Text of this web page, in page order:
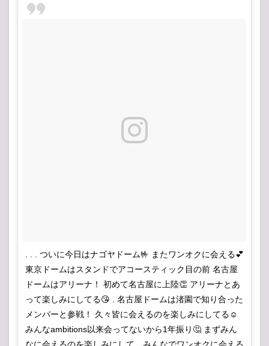
. . . ついに今日はナゴヤドーム🤟 またワンオクに会える💕
東京ドームはスタンドでアコースティック目の前 名古屋
ドームはアリーナ！ 初めて名古屋に上陸👏 アリーナとあ
って楽しみにしてる😘 . 名古屋ドームは渚園で知り合った
メンバーと参戦！ 久々皆に会えるのを楽しみにしてる☺️
みんなambitions以来会ってないから1年振り🤔 まずみん